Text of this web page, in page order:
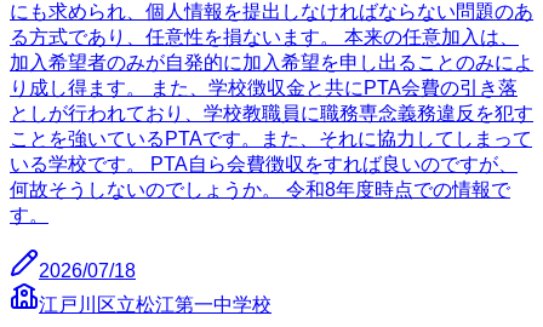
にも求められ、個人情報を提出しなければならない問題のあ
る方式であり、任意性を損ないます。 本来の任意加入は、
加入希望者のみが自発的に加入希望を申し出ることのみによ
り成し得ます。 また、学校徴収金と共にPTA会費の引き落
としが行われており、学校教職員に職務専念義務違反を犯す
ことを強いているPTAです。また、それに協力してしまって
いる学校です。 PTA自ら会費徴収をすれば良いのですが、
何故そうしないのでしょうか。 令和8年度時点での情報で
す。
2026/07/18
江戸川区立松江第一中学校